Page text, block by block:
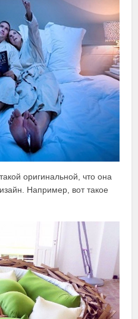
оригинальной, что она
Например, вот такое